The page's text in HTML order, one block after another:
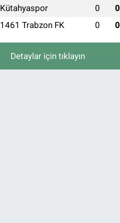
Kütahyaspor 0 0
1461 Trabzon FK 0 0
Detaylar için tıklayın